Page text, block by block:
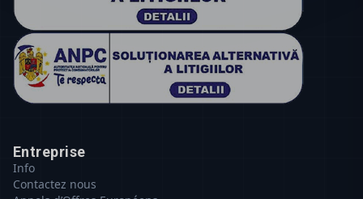
Entreprise
Info
Contactez nous